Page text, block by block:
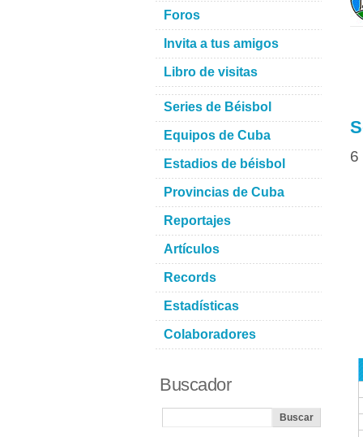
6
Foros
Invita a tus amigos
Libro de visitas
Series de Béisbol
Equipos de Cuba
Estadios de béisbol
Provincias de Cuba
Reportajes
Artículos
Records
Estadísticas
Colaboradores
Buscador